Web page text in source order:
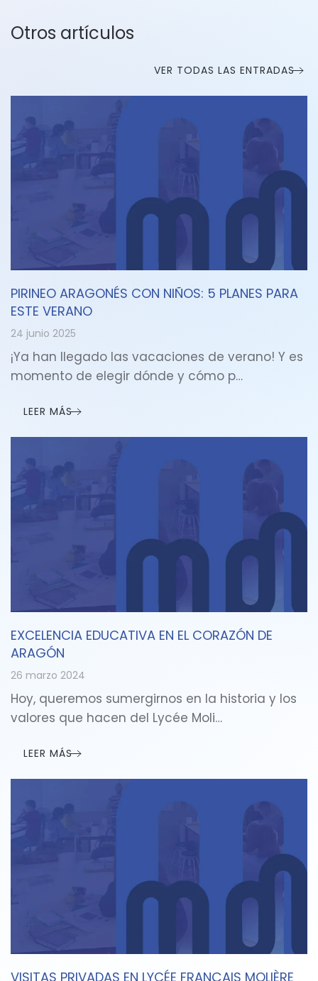
Otros artículos
VER TODAS LAS ENTRADAS
PIRINEO ARAGONÉS CON NIÑOS: 5 PLANES PARA
ESTE VERANO
24 junio 2025
¡Ya han llegado las vacaciones de verano! Y es
momento de elegir dónde y cómo p…
LEER MÁS
EXCELENCIA EDUCATIVA EN EL CORAZÓN DE
ARAGÓN
26 marzo 2024
Hoy, queremos sumergirnos en la historia y los
valores que hacen del Lycée Moli…
LEER MÁS
VISITAS PRIVADAS EN LYCÉE FRANÇAIS MOLIÈRE